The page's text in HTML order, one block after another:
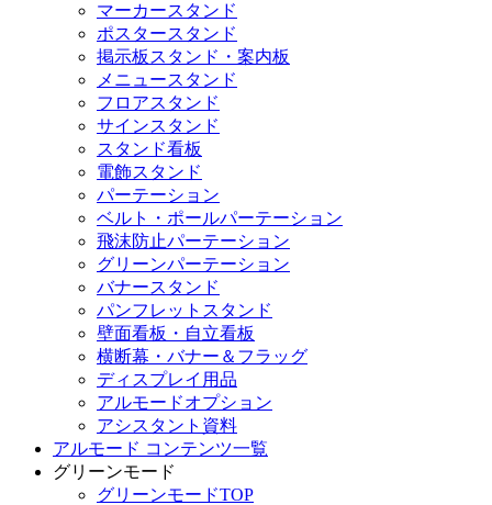
マーカースタンド
ポスタースタンド
掲示板スタンド・案内板
メニュースタンド
フロアスタンド
サインスタンド
スタンド看板
電飾スタンド
パーテーション
ベルト・ポールパーテーション
飛沫防止パーテーション
グリーンパーテーション
バナースタンド
パンフレットスタンド
壁面看板・自立看板
横断幕・バナー＆フラッグ
ディスプレイ用品
アルモードオプション
アシスタント資料
アルモード コンテンツ一覧
グリーンモード
グリーンモードTOP